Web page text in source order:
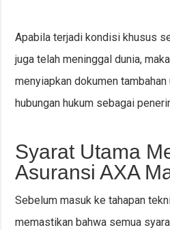
Apabila terjadi kondisi khusus
juga telah meninggal dunia,
menyiapkan dokumen
hubungan hukum sebagai
Syarat Utama
Asuransi AXA
Sebelum masuk ke tahapan
memastikan bahwa semua